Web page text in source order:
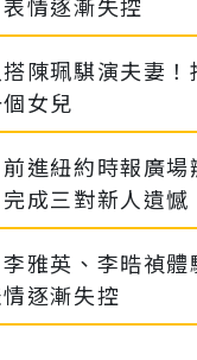
陳珮騏演夫妻
女兒
進紐約時報廣場
成三對新人遺憾
雅英、李晧禎
逐漸失控